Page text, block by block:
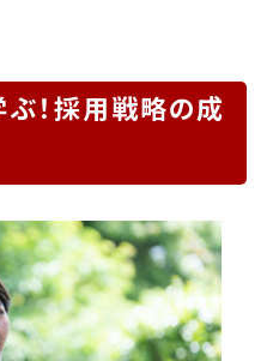
！採用戦略の成